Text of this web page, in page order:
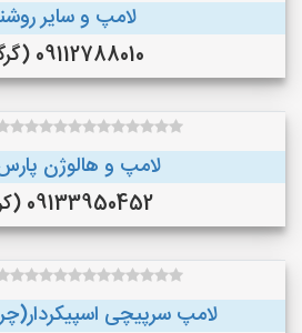
لامپ و سایر
09112788010 (گرگان )
لامپ و هالوژن
09133950452 (کرمان )
لامپ سرپیچی